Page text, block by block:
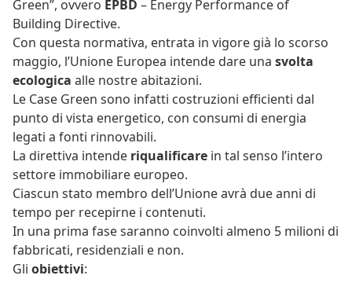
Green”, ovvero EPBD – Energy Performance of
Building Directive.
Con questa normativa, entrata in vigore già lo scorso
maggio, l’Unione Europea intende dare una svolta
ecologica alle nostre abitazioni.
Le Case Green sono infatti costruzioni efficienti dal
punto di vista energetico, con consumi di energia
legati a fonti rinnovabili.
La direttiva intende riqualificare in tal senso l’intero
settore immobiliare europeo.
Ciascun stato membro dell’Unione avrà due anni di
tempo per recepirne i contenuti.
In una prima fase saranno coinvolti almeno 5 milioni di
fabbricati, residenziali e non.
Gli obiettivi: